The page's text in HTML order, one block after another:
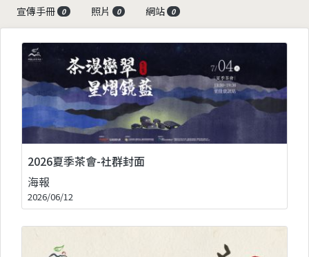
宣傳手冊 0 照片 0 網站 0
2026夏季茶會-社群封面
海報
2026/06/12